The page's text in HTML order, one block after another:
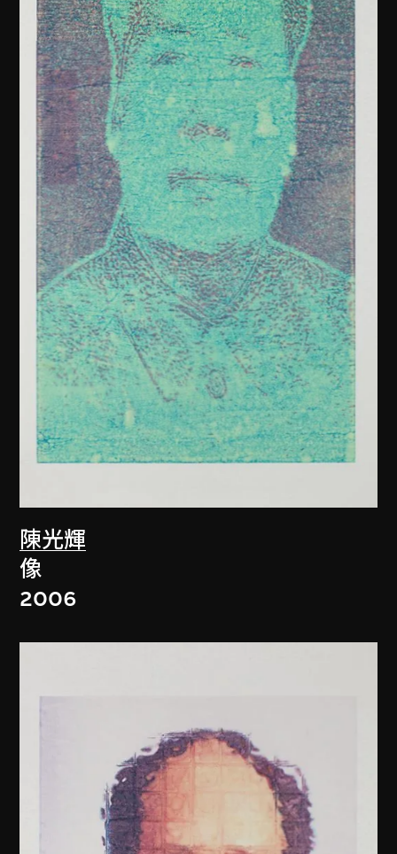
陳光輝
像
2006